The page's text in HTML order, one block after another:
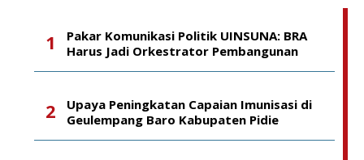
Pakar Komunikasi Politik UINSUNA: BRA
Harus Jadi Orkestrator Pembangunan
Upaya Peningkatan Capaian Imunisasi di
Geulempang Baro Kabupaten Pidie